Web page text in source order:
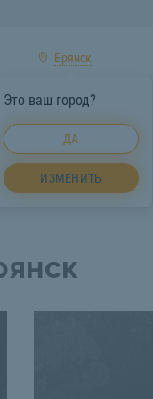
Брянск
Это ваш город?
ДА
ИЗМЕНИТЬ
Услуги спецтехники
Брянск